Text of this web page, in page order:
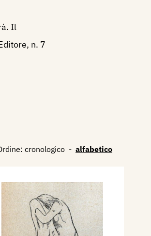
Il
n. 7
cronologico - alfabetico